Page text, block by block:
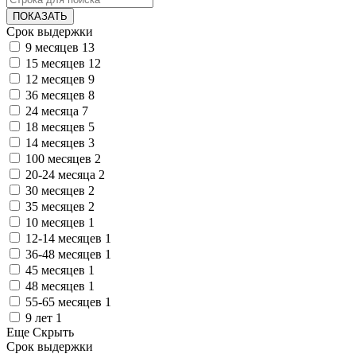
ПОКАЗАТЬ
Срок выдержки
9 месяцев 13
15 месяцев 12
12 месяцев 9
36 месяцев 8
24 месяца 7
18 месяцев 5
14 месяцев 3
100 месяцев 2
20-24 месяца 2
30 месяцев 2
35 месяцев 2
10 месяцев 1
12-14 месяцев 1
36-48 месяцев 1
45 месяцев 1
48 месяцев 1
55-65 месяцев 1
9 лет 1
Еще Скрыть
Срок выдержки